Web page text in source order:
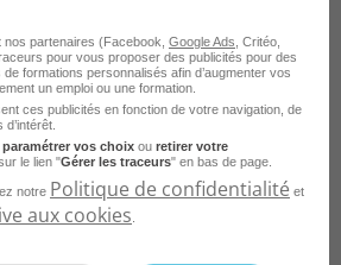
2026
nos partenaires (Facebook, Google Ads , Critéo,
pour vous proposer des publicités pour des
formations personnalisés afin d’augmenter vos
un emploi ou une formation.
ces publicités en fonction de votre navigation, de
paramétrer vos choix ou retirer votre
le lien "Gérer les traceurs" en bas de page.
notre Politique de confidentialité et
aux cookies